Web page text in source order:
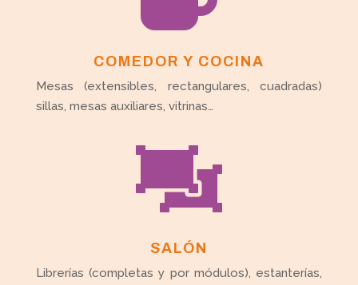
COMEDOR Y COCINA
Mesas (extensibles, rectangulares, cuadradas)
sillas, mesas auxiliares, vitrinas…

SALÓN
Librerías (completas y por módulos), estanterías,